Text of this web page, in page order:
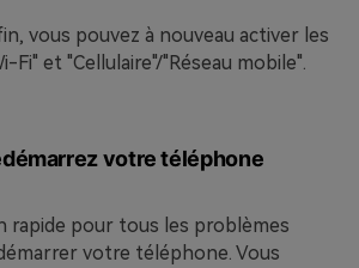
vous pouvez à nouveau activer les
Fi" et "Cellulaire"/"Réseau mobile".
votre téléphone
rapide pour tous les problèmes
votre téléphone. Vous